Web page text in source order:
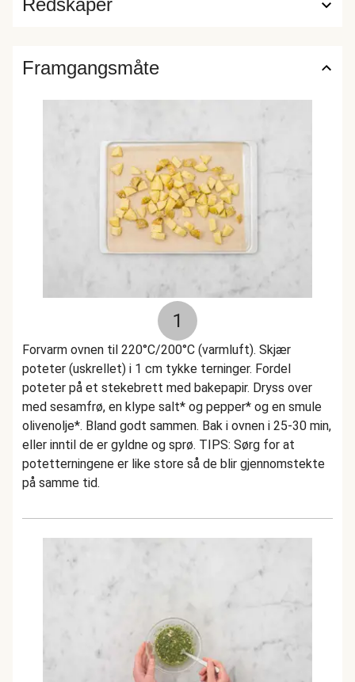
Redskaper
Framgangsmåte
1
Forvarm ovnen til 220°C/200°C (varmluft). Skjær
poteter (uskrellet) i 1 cm tykke terninger. Fordel
poteter på et stekebrett med bakepapir. Dryss over
med sesamfrø, en klype salt* og pepper* og en smule
olivenolje*. Bland godt sammen. Bak i ovnen i 25-30 min,
eller inntil de er gyldne og sprø. TIPS: Sørg for at
potetterningene er like store så de blir gjennomstekte
på samme tid.